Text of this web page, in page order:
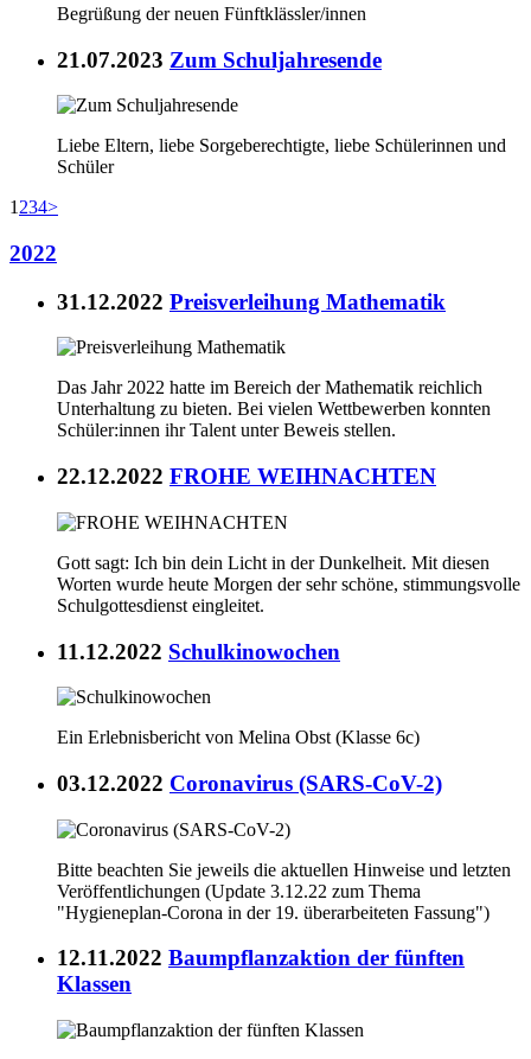
Begrüßung der neuen Fünftklässler/innen
21.07.2023 Zum Schuljahresende
Liebe Eltern, liebe Sorgeberechtigte, liebe Schülerinnen und
Schüler
1 234>
2022
31.12.2022 Preisverleihung Mathematik
Das Jahr 2022 hatte im Bereich der Mathematik reichlich
Unterhaltung zu bieten. Bei vielen Wettbewerben konnten
Schüler:innen ihr Talent unter Beweis stellen.
22.12.2022 FROHE WEIHNACHTEN
Gott sagt: Ich bin dein Licht in der Dunkelheit. Mit diesen
Worten wurde heute Morgen der sehr schöne, stimmungsvolle
Schulgottesdienst eingleitet.
11.12.2022 Schulkinowochen
Ein Erlebnisbericht von Melina Obst (Klasse 6c)
03.12.2022 Coronavirus (SARS-CoV-2)
Bitte beachten Sie jeweils die aktuellen Hinweise und letzten
Veröffentlichungen (Update 3.12.22 zum Thema
"Hygieneplan-Corona in der 19. überarbeiteten Fassung")
12.11.2022 Baumpflanzaktion der fünften
Klassen